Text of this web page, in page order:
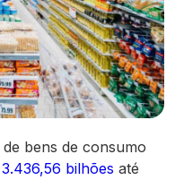
bens de consumo
bilhões até